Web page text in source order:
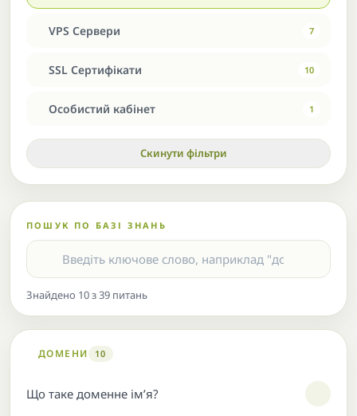
VPS Сервери 7
SSL Сертифікати 10
Особистий кабінет 1
Скинути фільтри
ПОШУК ПО БАЗІ ЗНАНЬ
Знайдено 10 з 39 питань
ДОМЕНИ 10
Що таке доменне ім’я?